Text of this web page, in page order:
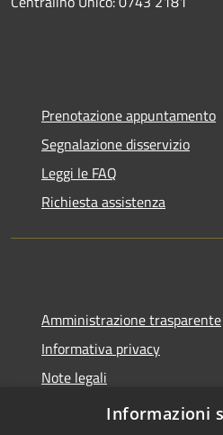
Prenotazione appuntamento
Segnalazione disservizio
Leggi le FAQ
Richiesta assistenza
Amministrazione trasparente
Informativa privacy
Note legali
Dichiarazione di accessibilità
Informazioni